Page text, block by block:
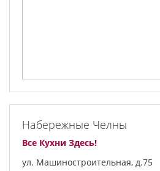
Набережные Челны
Все Кухни Здесь!
ул. Машиностроительная, д.75